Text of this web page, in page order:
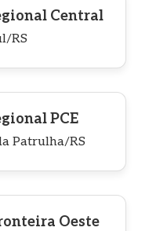
Central
RS
PCE
Patrulha/RS
Oeste